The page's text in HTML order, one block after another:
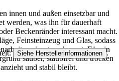
innen und außen einsetzbar und
werden, was ihn für dauerhaft
Beckenränder interessant macht.
Feinsteinzeug und Glas, sodass
einsetzen kannst. Für ein
sauber, staubfrei und trocken
und stabil bleibt.
Siehe Herstellerinformationen .